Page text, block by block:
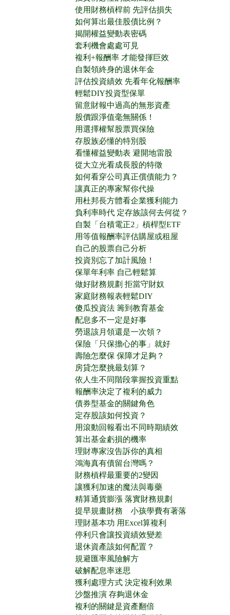
使用財務槓桿前 先評估損失
如何算出最佳股債比例？
揭開權益變動表密碼
套利機會處處可見
複利+報酬率 才能發揮巨效
自製領終身的退休年金
評估投資績效 先看年化報酬率
輕鬆DIY投資型保單
留意財報中過高的無形資產
股價跟淨值毫無關係！
用選擇權幫股票買保險
存股族必懂的特別股
看懂權益變動表 避開地雷股
從大立光看成長股的特徵
如何看穿公司真正償債能力？
讓真正的專家幫你代操
用杜邦長方體看企業獲利能力
負利率時代 定存族該何去何從？
自製「台積電正2」槓桿型ETF
用等值報酬率評估購屋或租屋
自己的股票自己分析
投資別忘了加計風險！
保單年利率 自己輕鬆算
做好財務規劃 拒當守財奴
家庭財務報表輕鬆DIY
傻瓜投資法 籌到教育基金
配息多不一定是好事
勞退該月領還是一次領？
保險「只保擔心的事」就好
壽險怎麼保 保障才足夠？
房貸怎麼挑最划算？
依人生不同階段掌握投資重點
報酬率決定了複利的威力
債券型基金的關鍵角色
定存股該如何投資？
用滾動回報看出不同時期績效
算出基金虧損的機率
理財專家沒告訴你的真相
鴻海真有債留台灣嗎？
財務槓桿最重要的2變因
讓獲利加速的魔法與毒藥
精算通貨膨漲 落實財務規劃
提早規畫財務 小孩學費有著落
理財基本功 用Excel算複利
停利只會讓投資績效變差
退休資產該如何配置？
規避匯率風險解方
破解配息率迷思
獲利處理方式 決定複利效果
沙盤推演 存夠退休金
複利的關鍵是資產翻倍